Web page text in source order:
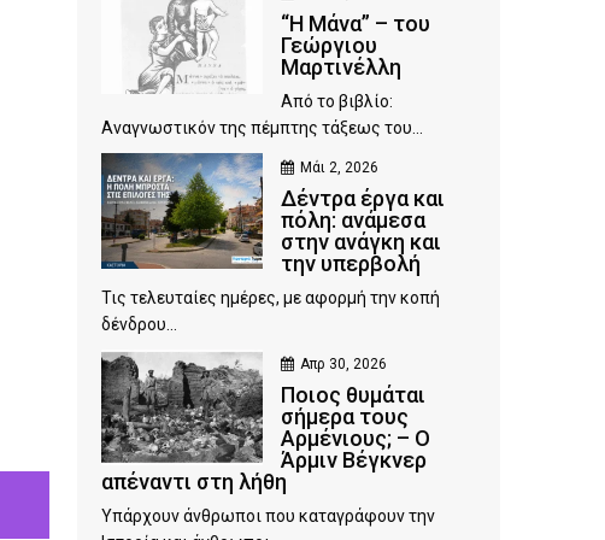
“Η Μάνα” – του
Γεώργιου
Μαρτινέλλη
Από το βιβλίο:
Αναγνωστικόν της πέμπτης τάξεως του...
Μάι 2, 2026
Δέντρα έργα και
πόλη: ανάμεσα
στην ανάγκη και
την υπερβολή
Τις τελευταίες ημέρες, με αφορμή την κοπή
δένδρου...
Απρ 30, 2026
Ποιος θυμάται
σήμερα τους
Αρμένιους; – Ο
Άρμιν Βέγκνερ
απέναντι στη λήθη
Υπάρχουν άνθρωποι που καταγράφουν την